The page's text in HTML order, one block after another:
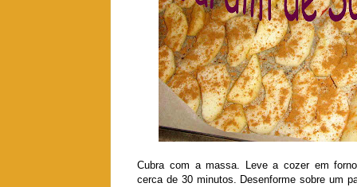
Cubra com a massa. Leve a cozer em
cerca de 30 minutos. Desenforme sobre um